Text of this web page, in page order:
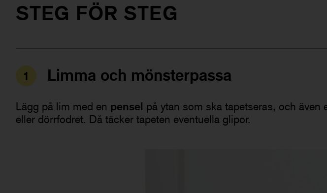
STEG FÖR STEG
1 Limma och mönsterpassa
Lägg på lim med en pensel på ytan som ska tapetseras, och även
eller dörrfodret. Då täcker tapeten eventuella glipor.